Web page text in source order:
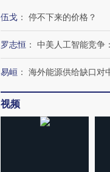
伍戈 ： 停不下来的价格？
罗志恒 ： 中美人工智能竞争
易峘 ： 海外能源供给缺口对
视频